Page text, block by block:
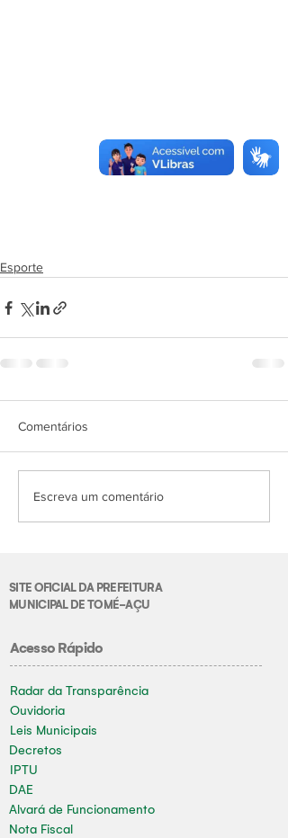
Esporte
Comentários
Escreva um comentário
SITE OFICIAL DA PREFEITURA
MUNICIPAL DE TOMÉ-AÇU
Acesso Rápido
Radar da Transparência
Ouvidoria
Leis Municipais
Decretos
IPTU
DAE
Alvará de Funcionamento
Nota Fiscal